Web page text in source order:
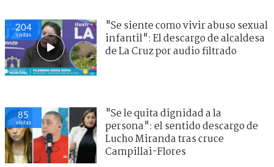
204
visitas
"Se siente como vivir abuso sexual
infantil": El descargo de alcaldesa
de La Cruz por audio filtrado
85
visitas
"Se le quita dignidad a la
persona": el sentido descargo de
Lucho Miranda tras cruce
Campillai-Flores